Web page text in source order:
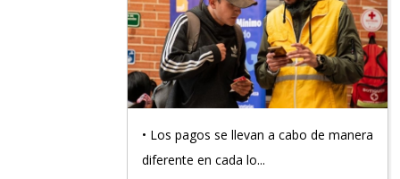
• Los pagos se llevan a cabo de manera
diferente en cada lo...